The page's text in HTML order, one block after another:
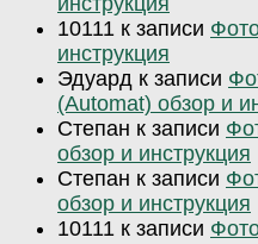
10111 к записи
инструкция
Эдуард к записи
(Automat) обзор и
Степан к записи
обзор и инструкция
Степан к записи
обзор и инструкция
10111 к записи